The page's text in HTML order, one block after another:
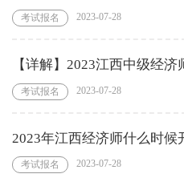
考试报名 2023-07-28
【详解】2023江西中级经济
考试报名 2023-07-28
2023年江西经济师什么时候
考试报名 2023-07-28